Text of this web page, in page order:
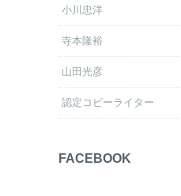
小川忠洋
寺本隆裕
山田光彦
認定コピーライター
FACEBOOK